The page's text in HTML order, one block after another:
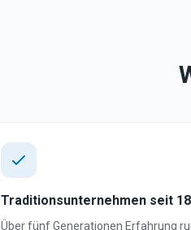
Traditionsunternehmen seit
Über fünf Generationen Erfahrung